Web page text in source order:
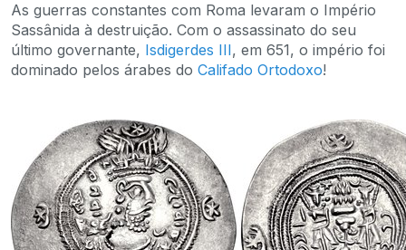
As guerras constantes com Roma levaram o Império
Sassânida à destruição. Com o assassinato do seu
último governante, Isdigerdes III, em 651, o império foi
dominado pelos árabes do Califado Ortodoxo!